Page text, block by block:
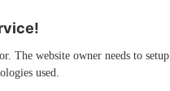
The website owner needs to setup
used.